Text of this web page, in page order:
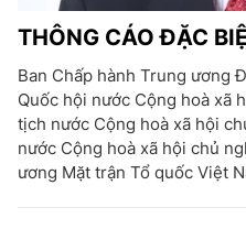
THÔNG CÁO ĐẶC
Ban Chấp hành Trung ương
Quốc hội nước Cộng hoà xã
tịch nước Cộng hoà xã hội
nước Cộng hoà xã hội chủ
ương Mặt trận Tổ quốc Việt